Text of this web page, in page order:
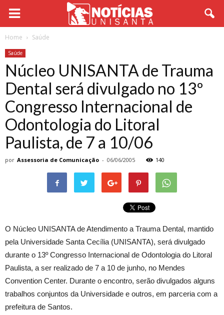
Home Saúde
Saúde
Núcleo UNISANTA de Trauma
Dental será divulgado no 13º
Congresso Internacional de
Odontologia do Litoral
Paulista, de 7 a 10/06
por Assessoria de Comunicação - 06/06/2005 140
O Núcleo UNISANTA de Atendimento a Trauma Dental, mantido
pela Universidade Santa Cecília (UNISANTA), será divulgado
durante o 13º Congresso Internacional de Odontologia do Litoral
Paulista, a ser realizado de 7 a 10 de junho, no Mendes
Convention Center. Durante o encontro, serão divulgados alguns
trabalhos conjuntos da Universidade e outros, em parceria com a
prefeitura de Santos.